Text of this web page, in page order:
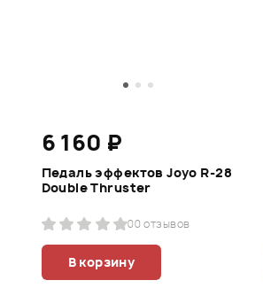
6 160 ₽
Педаль эффектов Joyo R-28
Double Thruster
00 отзывов
В корзину